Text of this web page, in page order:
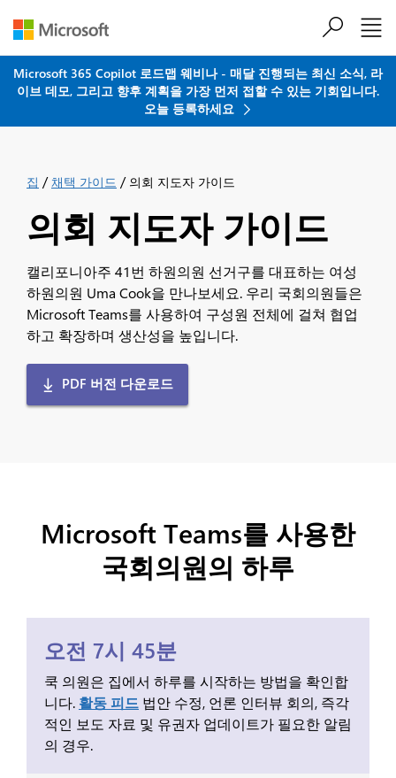
Microsoft 365 Copilot 로드맵 웨비나 - 매달 진행되는 최신 소식, 라
이브 데모, 그리고 향후 계획을 가장 먼저 접할 수 있는 기회입니다.
오늘 등록하세요
집 /채택 가이드 / 의회 지도자 가이드
의회 지도자 가이드
캘리포니아주 41번 하원의원 선거구를 대표하는 여성
하원의원 Uma Cook을 만나보세요. 우리 국회의원들은
Microsoft Teams를 사용하여 구성원 전체에 걸쳐 협업
하고 확장하며 생산성을 높입니다.
PDF 버전 다운로드
Microsoft Teams를 사용한
국회의원의 하루
오전 7시 45분
쿡 의원은 집에서 하루를 시작하는 방법을 확인합
니다. 활동 피드 법안 수정, 언론 인터뷰 회의, 즉각
적인 보도 자료 및 유권자 업데이트가 필요한 알림
의 경우.